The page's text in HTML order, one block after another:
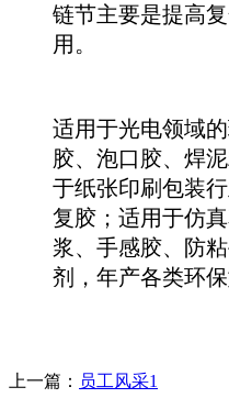
链节主要是提高
用。
适用于光电领域
胶、泡口胶、焊
于纸张印刷包装
复胶；适用于仿
浆、手感胶、防
剂，年产各类环
上一篇： 员工风采1